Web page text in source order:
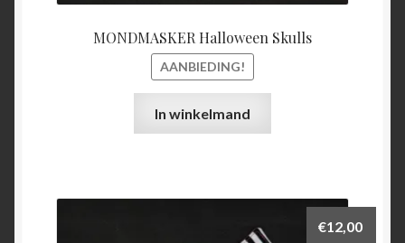
MONDMASKER Halloween Skulls
AANBIEDING!
In winkelmand
€12,00